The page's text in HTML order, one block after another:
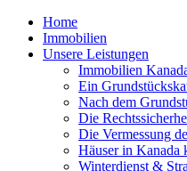
Home
Immobilien
Unsere Leistungen
Immobilien
Ein
Nach dem
Die
Die Vermessung
Häuser in Kanada
Winterdienst &